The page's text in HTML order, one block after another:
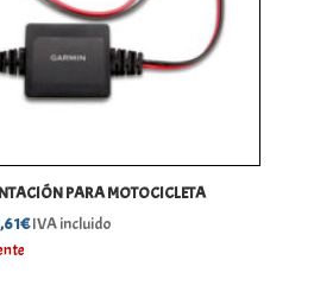
PARA MOTOCICLETA
€IVA incluido